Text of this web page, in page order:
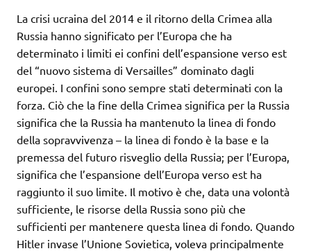
La crisi ucraina del 2014 e il ritorno della Crimea alla
Russia hanno significato per l’Europa che ha
determinato i limiti ei confini dell’espansione verso est
del “nuovo sistema di Versailles” dominato dagli
europei. I confini sono sempre stati determinati con la
forza. Ciò che la fine della Crimea significa per la Russia
significa che la Russia ha mantenuto la linea di fondo
della sopravvivenza – la linea di fondo è la base e la
premessa del futuro risveglio della Russia; per l’Europa,
significa che l’espansione dell’Europa verso est ha
raggiunto il suo limite. Il motivo è che, data una volontà
sufficiente, le risorse della Russia sono più che
sufficienti per mantenere questa linea di fondo. Quando
Hitler invase l’Unione Sovietica, voleva principalmente